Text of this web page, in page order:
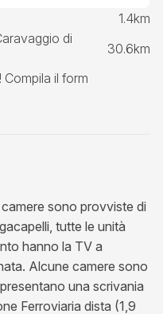
1.4km
di
30.6km
Compila il form
sono provviste di
tutte le unità
hanno la TV a
Alcune camere sono
una scrivania
Ferroviaria dista (1,9